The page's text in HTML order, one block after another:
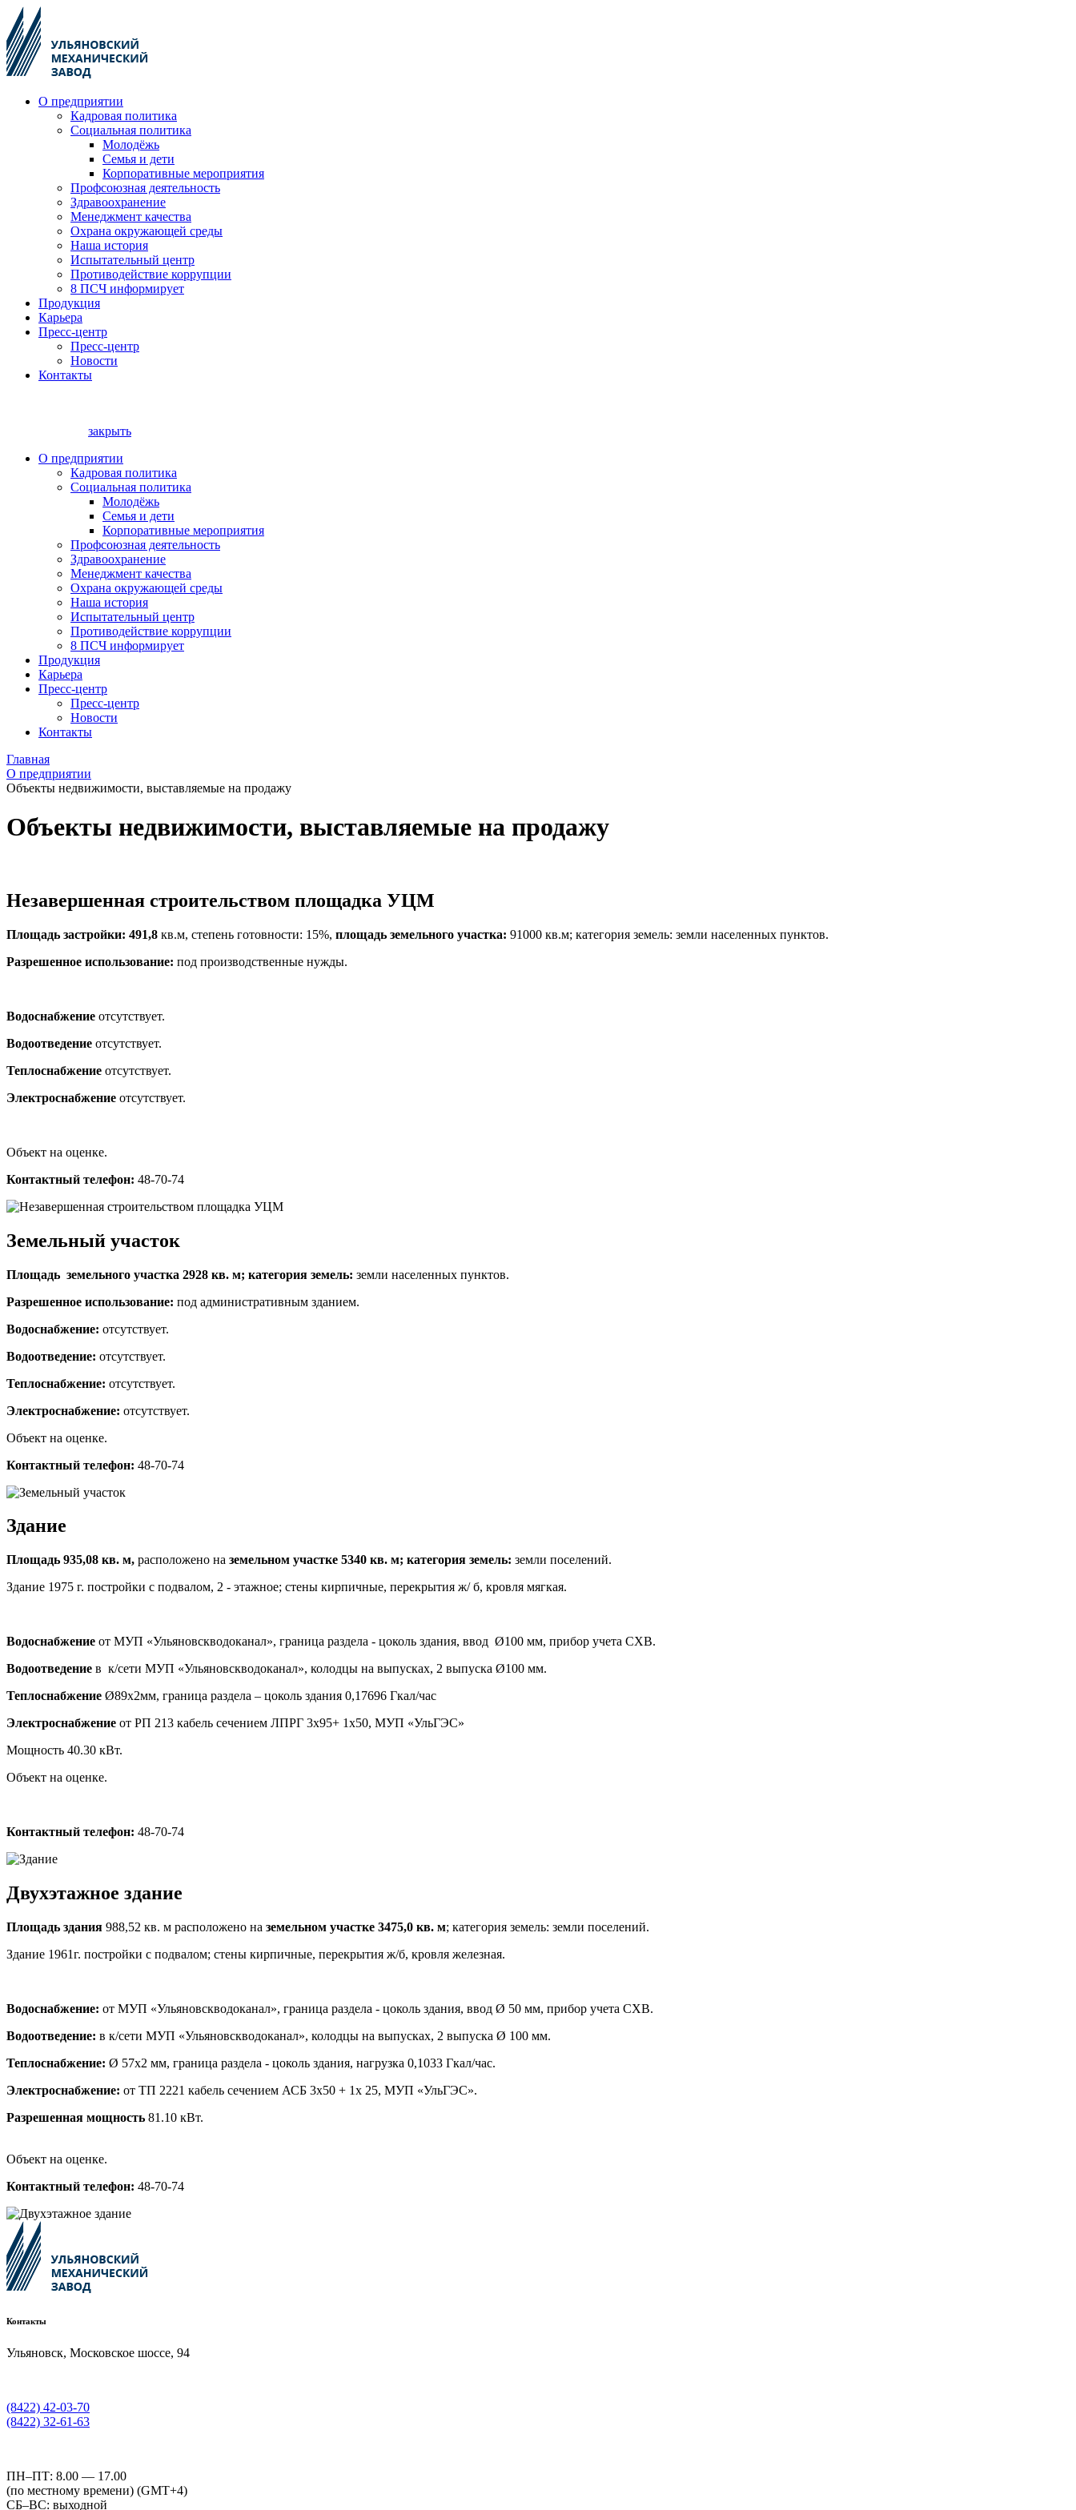
О предприятии
Кадровая политика
Социальная политика
Молодёжь
Семья и дети
Корпоративные мероприятия
Профсоюзная деятельность
Здравоохранение
Менеджмент качества
Охрана окружающей среды
Наша история
Испытательный центр
Противодействие коррупции
8 ПСЧ информирует
Продукция
Карьера
Пресс-центр
Пресс-центр
Новости
Контакты
закрыть
О предприятии
Кадровая политика
Социальная политика
Молодёжь
Семья и дети
Корпоративные мероприятия
Профсоюзная деятельность
Здравоохранение
Менеджмент качества
Охрана окружающей среды
Наша история
Испытательный центр
Противодействие коррупции
8 ПСЧ информирует
Продукция
Карьера
Пресс-центр
Пресс-центр
Новости
Контакты
Главная
О предприятии
Объекты недвижимости, выставляемые на продажу
Объекты недвижимости, выставляемые на продажу
Незавершенная строительством площадка УЦМ
Площадь застройки: 491,8 кв.м, степень готовности: 15%, площадь земельного участка: 91000 кв.м; категория земель: земли населенных пунктов.
Разрешенное использование: под производственные нужды.
Водоснабжение отсутствует.
Водоотведение отсутствует.
Теплоснабжение отсутствует.
Электроснабжение отсутствует.
Объект на оценке.
Контактный телефон: 48-70-74
Земельный участок
Площадь земельного участка 2928 кв. м; категория земель: земли населенных пунктов.
Разрешенное использование: под административным зданием.
Водоснабжение: отсутствует.
Водоотведение: отсутствует.
Теплоснабжение: отсутствует.
Электроснабжение: отсутствует.
Объект на оценке.
Контактный телефон: 48-70-74
Здание
Площадь 935,08 кв. м, расположено на земельном участке 5340 кв. м; категория земель: земли поселений.
Здание 1975 г. постройки с подвалом, 2 - этажное; стены кирпичные, перекрытия ж/ б, кровля мягкая.
Водоснабжение от МУП «Ульяновскводоканал», граница раздела - цоколь здания, ввод Ø100 мм, прибор учета СХВ.
Водоотведение в к/сети МУП «Ульяновскводоканал», колодцы на выпусках, 2 выпуска Ø100 мм.
Теплоснабжение Ø89х2мм, граница раздела – цоколь здания 0,17696 Гкал/час
Электроснабжение от РП 213 кабель сечением ЛПРГ 3х95+ 1х50, МУП «УльГЭС»
Мощность 40.30 кВт.
Объект на оценке.
Контактный телефон: 48-70-74
Двухэтажное здание
Площадь здания 988,52 кв. м расположено на земельном участке 3475,0 кв. м; категория земель: земли поселений.
Здание 1961г. постройки с подвалом; стены кирпичные, перекрытия ж/б, кровля железная.
Водоснабжение: от МУП «Ульяновскводоканал», граница раздела - цоколь здания, ввод Ø 50 мм, прибор учета СХВ.
Водоотведение: в к/сети МУП «Ульяновскводоканал», колодцы на выпусках, 2 выпуска Ø 100 мм.
Теплоснабжение: Ø 57х2 мм, граница раздела - цоколь здания, нагрузка 0,1033 Гкал/час.
Электроснабжение: от ТП 2221 кабель сечением АСБ 3х50 + 1х 25, МУП «УльГЭС».
Разрешенная мощность 81.10 кВт.
Объект на оценке.
Контактный телефон: 48-70-74
Контакты
Ульяновск, Московское шоссе, 94
(8422) 42-03-70
(8422) 32-61-63
ПН–ПТ: 8.00 — 17.00
(по местному времени) (GMT+4)
СБ–ВС: выходной